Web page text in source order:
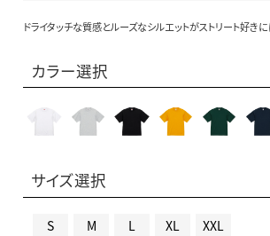
ドライタッチな質感とルーズなシルエットがストリート好き
カラー選択
サイズ選択
S M L XL XXL